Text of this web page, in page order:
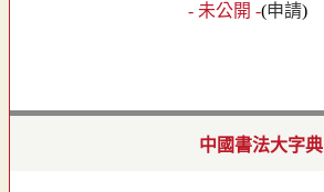
- 未公開 -(申請)
中國書法大字典